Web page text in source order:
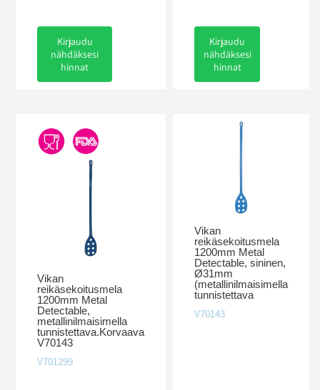
Kirjaudu
nähdäksesi
hinnat
Kirjaudu
nähdäksesi
hinnat
Vikan
reikäsekoitusmela
1200mm Metal
Detectable,
metallinilmaisimella
tunnistettava.Korvaava
V70143
V701299
Vikan
reikäsekoitusmela
1200mm Metal
Detectable, sininen,
Ø31mm
(metallinilmaisimella
tunnistettava
V70143